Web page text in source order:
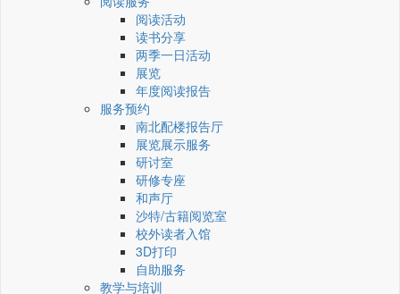
阅读活动
读书分享
两季一日活动
展览
年度阅读报告
服务预约
南北配楼报告厅
展览展示服务
研讨室
研修专座
和声厅
沙特/古籍阅览室
校外读者入馆
3D打印
自助服务
教学与培训